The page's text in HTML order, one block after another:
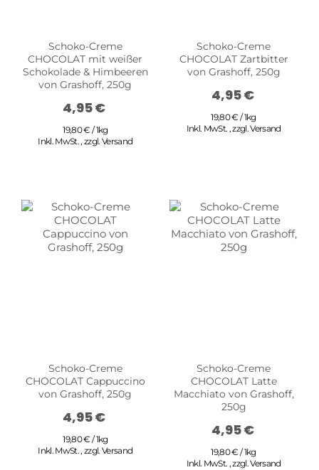
Schoko-Creme
CHOCOLAT mit weißer
Schokolade & Himbeeren
von Grashoff, 250g
4,95 €
19,80 € / 1kg
Inkl. MwSt. ,zzgl.Versand
Schoko-Creme
CHOCOLAT Zartbitter
von Grashoff, 250g
4,95 €
19,80 € / 1kg
Inkl. MwSt. ,zzgl.Versand
Schoko-Creme
CHOCOLAT Cappuccino
von Grashoff, 250g
4,95 €
19,80 € / 1kg
Inkl. MwSt.,zzgl.Versand
Schoko-Creme
CHOCOLAT Latte
Macchiato von Grashoff,
250g
4,95 €
19,80 € / 1kg
Inkl. MwSt. ,zzgl.Versand